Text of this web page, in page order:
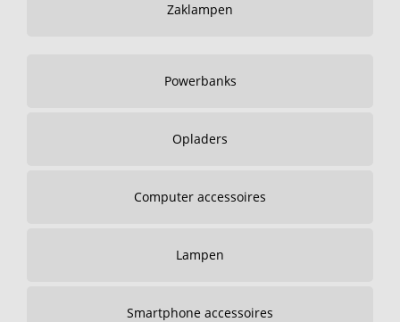
Zaklampen
Powerbanks
Opladers
Computer accessoires
Lampen
Smartphone accessoires